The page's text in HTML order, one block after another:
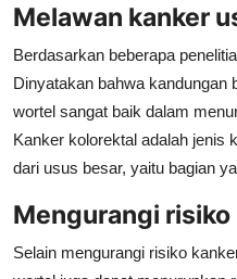
Melawan kanker
Berdasarkan beberapa
Dinyatakan bahwa kandungan
wortel sangat baik dalam
Kanker kolorektal adalah jenis
dari usus besar, yaitu bagian
Mengurangi
Selain mengurangi risiko